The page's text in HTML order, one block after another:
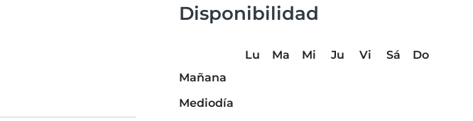
Disponibilidad
Lu Ma Mi Ju Vi Sá
Do
Mañana
Mediodía